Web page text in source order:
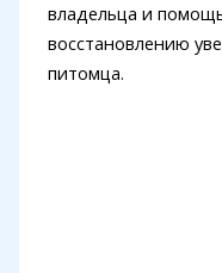
владельца и
восстановлению
питомца.